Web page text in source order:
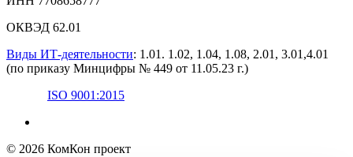
ОКВЭД 62.01
Виды ИТ-деятельности: 1.01. 1.02, 1.04, 1.08, 2.01, 3.01,4.01
(по приказу Минцифры № 449 от 11.05.23 г.)
ISO 9001:2015
© 2026 КомКон проект